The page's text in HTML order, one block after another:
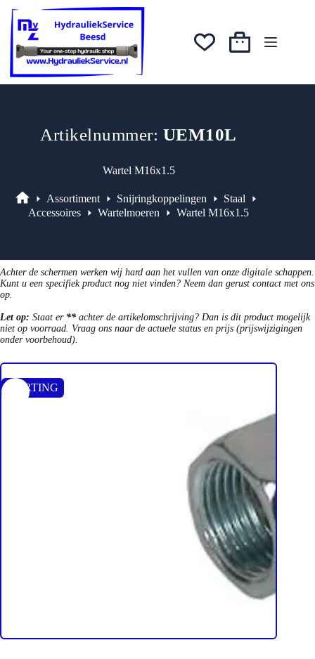
naar
inhoud
was:
€0,74.
€0,63.
Winkelwagen
Artikelnummer: UEM10L
Wartel M16x1.5
Assortiment
Assortiment Snijringkoppelingen
Staal
Accessoires
Wartelmoeren Wartel M16x1.5
Achter de schermen werken wij hard aan het vullen van onze digitale schappen.
Kunt u een specifiek product nog niet vinden? Neem dan gerust contact met ons
op.
Let op: Staat er ** achter de artikelomschrijving? Dan is dit product mogelijk
niet op voorraad. Vraag ons naar de actuele status en prijs (prijswijzigingen
onder voorbehoud).
KORTING